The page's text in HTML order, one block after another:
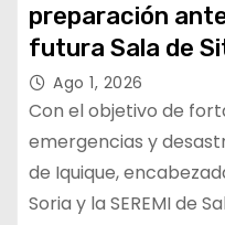
preparación
futura Sala de
Ago 1, 2026
Con el objetivo de
emergencias y
de Iquique,
Soria y la SEREMI de